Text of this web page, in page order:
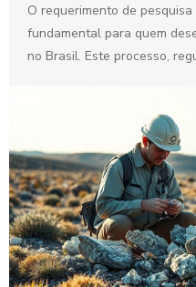
O requerimento de
fundamental para quem
no Brasil. Este processo,